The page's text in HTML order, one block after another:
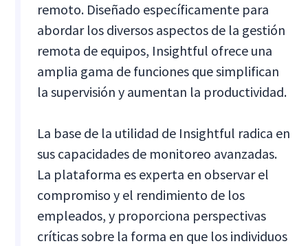
remoto. Diseñado específicamente para
abordar los diversos aspectos de la gestión
remota de equipos, Insightful ofrece una
amplia gama de funciones que simplifican
la supervisión y aumentan la productividad.
La base de la utilidad de Insightful radica en
sus capacidades de monitoreo avanzadas.
La plataforma es experta en observar el
compromiso y el rendimiento de los
empleados, y proporciona perspectivas
críticas sobre la forma en que los individuos